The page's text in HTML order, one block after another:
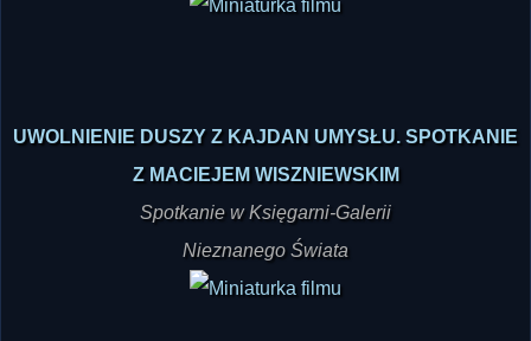
UWOLNIENIE DUSZY Z KAJDAN UMYSŁU. SPOTKANIE
Z MACIEJEM WISZNIEWSKIM
Spotkanie w Księgarni-Galerii
Nieznanego Świata